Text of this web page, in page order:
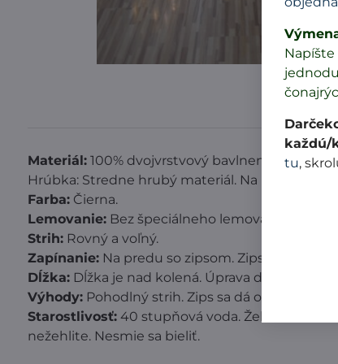
Materiál:100% dvojvrstvový bavlnený úplet
Hrúbka: Stredne hrubý materiál. Na pocit ako
Farba:Čierna.
Lemovanie:Bez špeciálneho lemovania. Celý
Strih:Rovný a voľný.
Zapínanie:Na predu so zipsom. Zips je s
Dĺžka:Dĺžka je nad kolená. Úprava dĺžky je
Výhody:Pohodlný strih. Zips sa dá otvoriť aj
Starostlivosť:40 stupňová voda. Žehlenie
nežehlite. Nesmie sa bieliť.
Napíšte
každú/
tu,